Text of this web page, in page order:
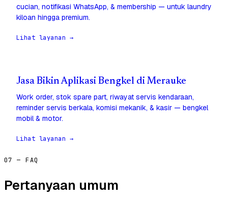
cucian, notifikasi WhatsApp, & membership — untuk laundry
kiloan hingga premium.
Lihat layanan →
Jasa Bikin Aplikasi Bengkel di Merauke
Work order, stok spare part, riwayat servis kendaraan,
reminder servis berkala, komisi mekanik, & kasir — bengkel
mobil & motor.
Lihat layanan →
07 — FAQ
Pertanyaan umum